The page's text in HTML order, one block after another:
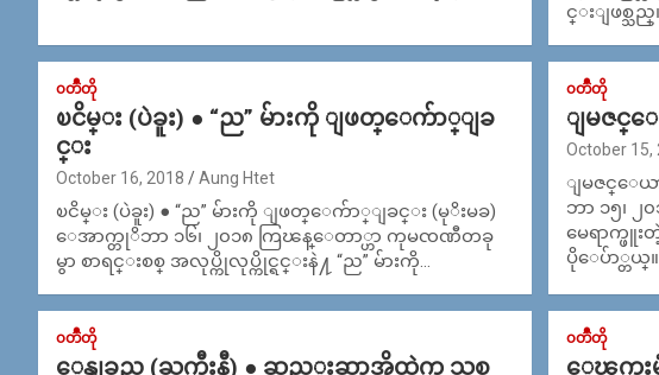
င္းျဖစ္သည္
၀တၳဳတို
ၿငိမ္း (ပဲခူး) ● “ည” မ်ားကို ျဖတ္ေက်ာ္ျခ
င္း
October 16, 2018 Aung Htet
ၿငိမ္း (ပဲခူး) ● “ည” မ်ားကို ျဖတ္ေက်ာ္ျခင္း (မုိးမခ)
ေအာက္တုိဘာ ၁၆၊ ၂၀၁၈ ကြၽန္ေတာ္ဟာ ကုမၸဏီတခု
မွာ စာရင္းစစ္ အလုပ္ကိုလုပ္ကိုင္ရင္းနဲ႔ “ည” မ်ားကို…
၀တၳဳတို
ျမဇင္ေ
October 15,
ျမဇင္ေယာ္
ဘာ ၁၅၊ ၂
မေရာက္ဖူ
ပိုေပ်ာ္တယ္
၀တၳဳတို
ေနျခည္ (ႀကီးနီ) ● ဆည္​းဆာအိုထဲက သစ္​​
၀တၳဳတို
ေၾကး